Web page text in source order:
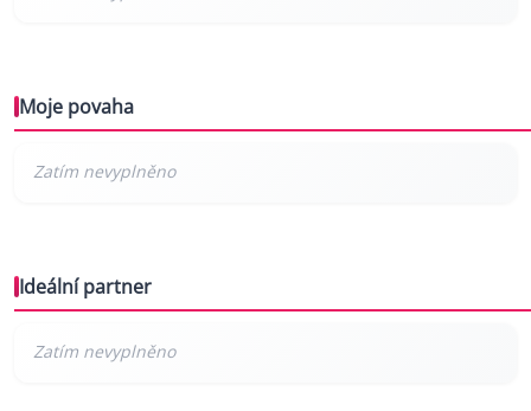
Moje povaha
Ideální partner